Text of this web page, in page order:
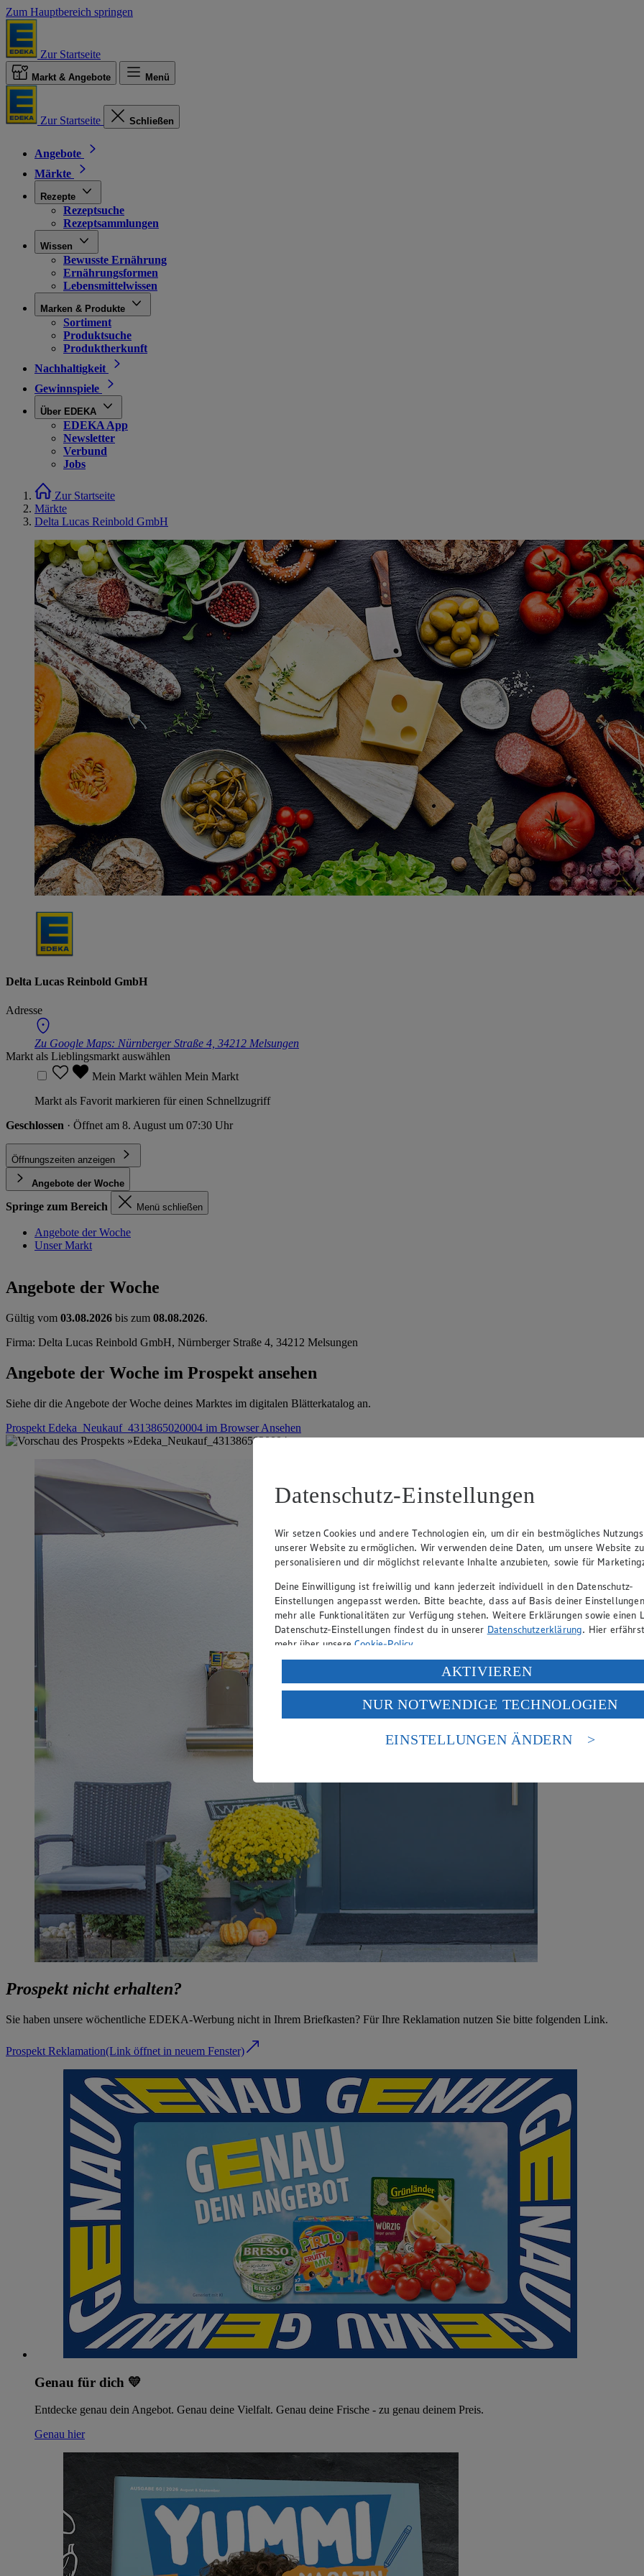
Zum Hauptbereich springen
Zur Startseite
Markt & Angebote Menü
Zur Startseite Schließen
Angebote
Märkte
Rezepte
Rezeptsuche
Rezeptsammlungen
Wissen
Bewusste Ernährung
Ernährungsformen
Lebensmittelwissen
Marken & Produkte
Sortiment
Produktsuche
Produktherkunft
Nachhaltigkeit
Gewinnspiele
Über EDEKA
EDEKA App
Newsletter
Verbund
Jobs
Zur Startseite
Märkte
Delta Lucas Reinbold GmbH
Delta Lucas Reinbold GmbH
Adresse
Zu Google Maps: Nürnberger Straße 4, 34212 Melsungen
Markt als Lieblingsmarkt auswählen
Mein Markt wählen Mein Markt
Markt als Favorit markieren für einen Schnellzugriff
Geschlossen · Öffnet am 8. August um 07:30 Uhr
Öffnungszeiten anzeigen
Angebote der Woche
Springe zum Bereich Menü schließen
Angebote der Woche
Unser Markt
Angebote der Woche
Gültig vom 03.08.2026 bis zum 08.08.2026.
Firma: Delta Lucas Reinbold GmbH, Nürnberger Straße 4, 34212 Melsungen
Angebote der Woche im Prospekt ansehen
Siehe dir die Angebote der Woche deines Marktes im digitalen Blätterkatalog an.
Prospekt Edeka_Neukauf_4313865020004 im BrowserAnsehen
Prospekt nicht erhalten?
Sie haben unsere wöchentliche EDEKA-Werbung nicht in Ihrem Briefkasten? Für Ihre Reklamation nutzen Sie bitte folgenden Link.
Prospekt Reklamation(Link öffnet in neuem Fenster)
Genau für dich 💛
Entdecke genau dein Angebot. Genau deine Vielfalt. Genau deine Frische - zu genau deinem Preis.
Genau hier
Datenschutz-Einstellungen
Wir setzen Cookies und andere Technologien ein, um dir ein bestmögliches
unserer Website zu ermöglichen. Wir verwenden deine Daten, um unsere Website zu
personalisieren und dir möglichst relevante Inhalte anzubieten, sowie für
Deine Einwilligung ist freiwillig und kann jederzeit individuell in den Datenschutz-
Einstellungen angepasst werden. Bitte beachte, dass auf Basis deiner
mehr alle Funktionalitäten zur Verfügung stehen. Weitere Erklärungen sowie einen
Datenschutz-Einstellungen findest du in unserer Datenschutzerklärung. Hier
mehr über unsereCookie-Policy.
Verarbeitung deiner personenbezogenen Daten in den USA durch Facebook und
Wenn du auf „Aktivieren“ klickst, willigst du im Sinne des Art. 49 Abs. 1 Satz 1 lit.
ein, dass deine Daten in den USA verarbeitet werden. Der EuGH sieht die USA als
einem nach europäischen Standards nicht angemessenen Datenschutzniveau an. Es
Risiko eines Zugriffs durch US-amerikanische Behörden.
AKTIVIEREN
NUR NOTWENDIGE TECHNOLOGIEN
EINSTELLUNGEN ÄNDERN